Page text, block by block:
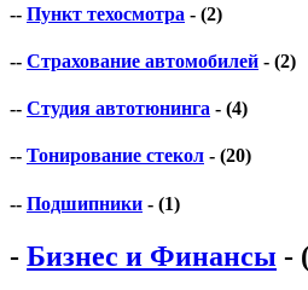
-- Пункт техосмотра - (2)
-- Страхование автомобилей - (2)
-- Студия автотюнинга - (4)
-- Тонирование стекол - (20)
-- Подшипники - (1)
- Бизнес и Финансы -